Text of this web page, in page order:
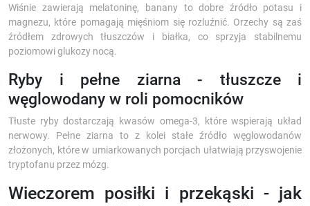
Wiśnie zawierają melatoninę, banany to dobre źródło potasu i
magnezu, które pomagają mięśniom się rozluźnić. Orzechy są zaś
źródłem zdrowych tłuszczów i białka, co sprzyja stabilnemu
poziomowi glukozy nocą.
Ryby i pełne ziarna - tłuszcze i
węglowodany w roli pomocników
Tłuste ryby dostarczają kwasów omega-3, które wspierają układ
nerwowy. Pełne ziarna to z kolei stałe źródło węglowodanów
złożonych, które w umiarkowanych porcjach ułatwiają przyswojenie
tryptofanu przez mózg.
Wieczorem posiłki i przekąski - jak